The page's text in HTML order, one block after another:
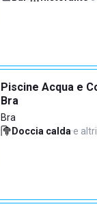
Piscine Acqua e
Bra
Bra
Doccia calda·e altri